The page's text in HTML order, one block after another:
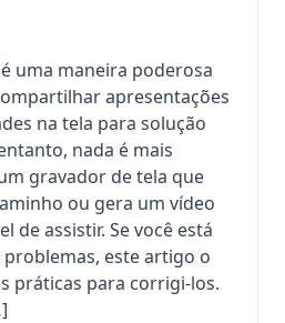
uma maneira poderosa
apresentações
na tela para solução
nada é mais
gravador de tela que
ou gera um vídeo
de assistir. Se você está
este artigo o
práticas para corrigi-los.